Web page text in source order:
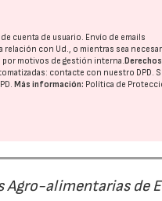
cuenta de usuario. Envío de emails
relación con Ud., o mientras sea
por motivos de gestión interna.
contacte con nuestro DPD. Si
.Más información: Política de
Agro-alimentarias de